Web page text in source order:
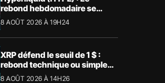
rebond hebdomadaire se
heurte à la résistance des
57,90 $
8 AOÛT 2026 À 19H24
XRP défend le seuil de 1 $ :
rebond technique ou simple
pause ?
8 AOÛT 2026 À 14H26